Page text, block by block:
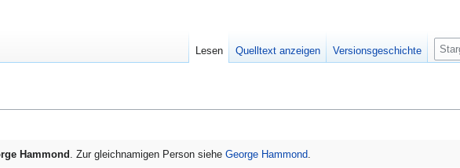
Hammond . Zur gleichnamigen Person siehe George Hammond
Lesen Quelltext anzeigen Versionsgeschichte
S
u
e